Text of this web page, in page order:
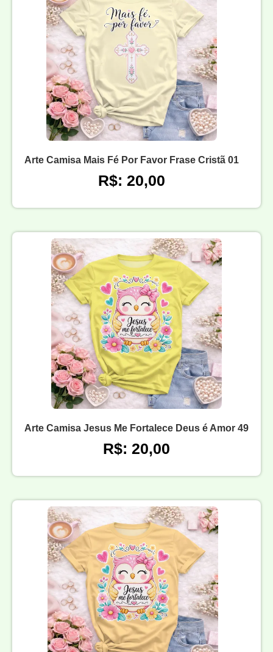
Arte Camisa Mais Fé Por Favor Frase Cristã 01
R$: 20,00
Arte Camisa Jesus Me Fortalece Deus é Amor 49
R$: 20,00